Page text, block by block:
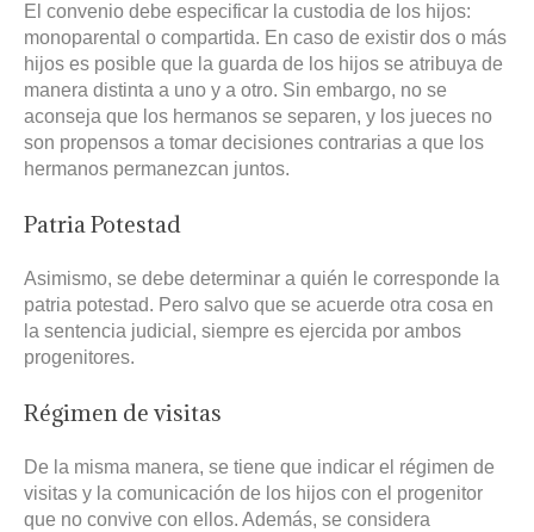
El convenio debe especificar la custodia de los hijos:
monoparental o compartida. En caso de existir dos o más
hijos es posible que la guarda de los hijos se atribuya de
manera distinta a uno y a otro. Sin embargo, no se
aconseja que los hermanos se separen, y los jueces no
son propensos a tomar decisiones contrarias a que los
hermanos permanezcan juntos.
Patria Potestad
Asimismo, se debe determinar a quién le corresponde la
patria potestad. Pero salvo que se acuerde otra cosa en
la sentencia judicial, siempre es ejercida por ambos
progenitores.
Régimen de visitas
De la misma manera, se tiene que indicar el régimen de
visitas y la comunicación de los hijos con el progenitor
que no convive con ellos. Además, se considera